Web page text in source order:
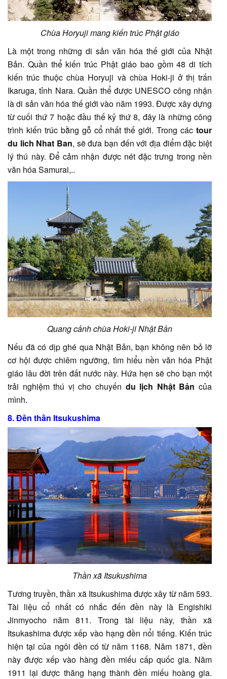
Chùa Horyuji mang kiến trúc Phật giáo
Là một trong những di sản văn hóa thế giới của Nhật
Bản. Quần thể kiến trúc Phật giáo bao gồm 48 di tích
kiến trúc thuộc chùa Horyuji và chùa Hoki-ji ở thị trấn
Ikaruga, tỉnh Nara. Quần thể được UNESCO công nhận
là di sản văn hóa thế giới vào năm 1993. Được xây dựng
từ cuối thứ 7 hoặc đầu thế kỷ thứ 8, đây là những công
trình kiến trúc bằng gỗ cổ nhất thế giới. Trong các tour
du lich Nhat Ban, sẽ đưa bạn đến với địa điểm đặc biệt
lý thú này. Để cảm nhận được nét đặc trưng trong nền
văn hóa Samurai,..
Quang cảnh chùa Hoki-ji Nhật Bản
Nếu đã có dịp ghé qua Nhật Bản, bạn không nên bỏ lỡ
cơ hội được chiêm ngưỡng, tìm hiểu nền văn hóa Phật
giáo lâu đời trên đất nước này. Hứa hẹn sẽ cho bạn một
trải nghiệm thú vị cho chuyến du lịch Nhật Bản của
mình.
8. Đền thần Itsukushima
Thần xã Itsukushima
Tương truyền, thần xã Itsukushima được xây từ năm 593.
Tài liệu cổ nhất có nhắc đến đền này là Engishiki
Jinmyocho năm 811. Trong tài liệu này, thần xã
Itsukashima được xếp vào hạng đền nổi tiếng. Kiến trúc
hiện tại của ngôi đền có từ năm 1168. Năm 1871, đền
này được xếp vào hàng đền miếu cấp quốc gia. Năm
1911 lại được thăng hạng thành đền miếu hoàng gia.